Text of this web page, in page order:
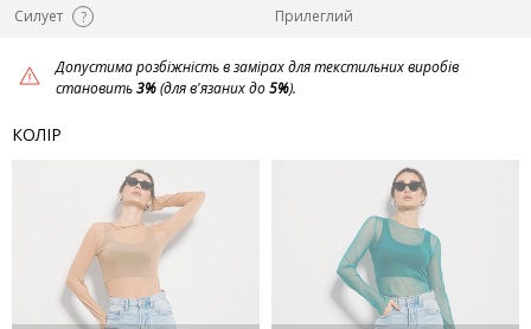
Силует
? Прилеглий
Допустима розбіжність в замірах для текстильних виробів
становить3%(для в'язаних до5%).
КОЛІР